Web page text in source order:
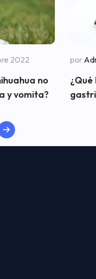
2022
no
y vomita?
por